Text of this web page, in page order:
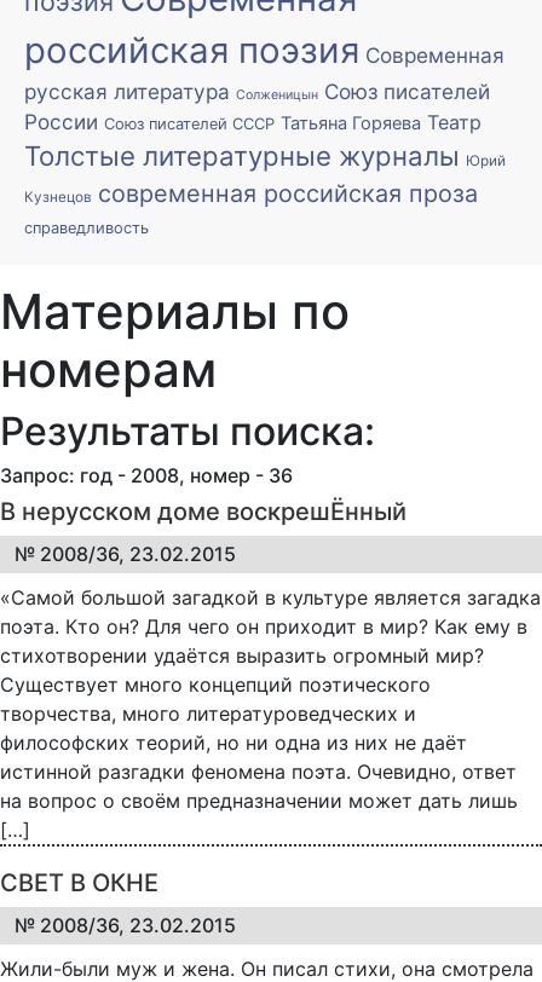
российская поэзия Современная
русская литература Солженицын Союз писателей
России Союз писателей СССР Татьяна Горяева Театр
Толстые литературные журналы Юрий
Кузнецов современная российская проза
справедливость
Материалы по
номерам
Результаты поиска:
Запрос: год - 2008, номер - 36
В нерусском доме воскрешЁнный
№ 2008/36, 23.02.2015
«Самой большой загадкой в культуре является загадка
поэта. Кто он? Для чего он приходит в мир? Как ему в
стихотворении удаётся выразить огромный мир?
Существует много концепций поэтического
творчества, много литературоведческих и
философских теорий, но ни одна из них не даёт
истинной разгадки феномена поэта. Очевидно, ответ
на вопрос о своём предназначении может дать лишь
[…]
СВЕТ В ОКНЕ
№ 2008/36, 23.02.2015
Жили-были муж и жена. Он писал стихи, она смотрела